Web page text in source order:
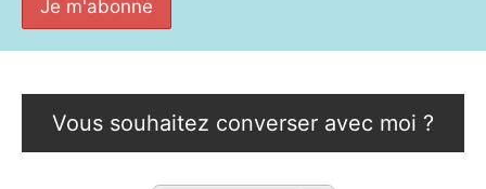
Vous souhaitez converser avec moi ?